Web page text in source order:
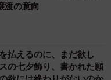
渡の意向
払えるのに、まだ欲し
の七夕飾り、書かれた願